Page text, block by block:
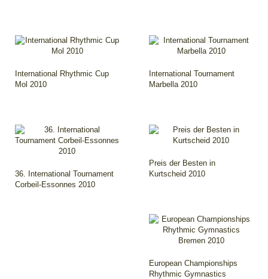
International Rhythmic Cup
Mol 2010
International Tournament
Marbella 2010
36. International Tournament
Corbeil-Essonnes 2010
Preis der Besten in
Kurtscheid 2010
European Championships
Rhythmic Gymnastics